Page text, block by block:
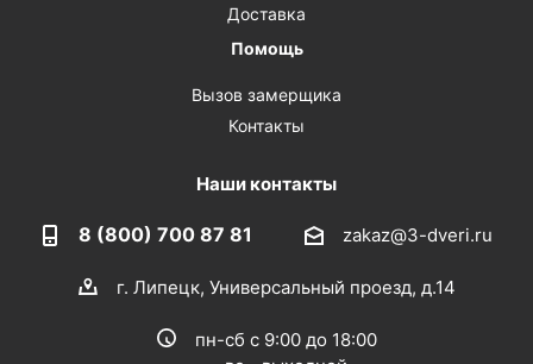
Доставка
Помощь
Вызов замерщика
Контакты
Наши контакты
8 (800) 700 87 81 zakaz@3-dveri.ru
г. Липецк, Универсальный проезд, д.14
пн-сб с 9:00 до 18:00